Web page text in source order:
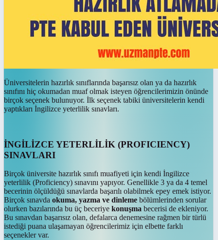
Üniversitelerin hazırlık sınıflarında başarısız olan ya da hazırlık
sınıfını hiç okumadan muaf olmak isteyen öğrencilerimizin önünde
birçok seçenek bulunuyor. İlk seçenek tabiki üniversitelerin kendi
yaptıkları İngilizce yeterlilik sınavları.
İNGİLİZCE YETERLİLİK (PROFICIENCY)
SINAVLARI
Birçok üniversite hazırlık sınıfı muafiyeti için kendi İngilizce
yeterlilik (Proficiency) sınavını yapıyor. Genellikle 3 ya da 4 temel
becerinin ölçüldüğü sınavlarda başarılı olabilmek epey emek istiyor.
Birçok sınavda okuma, yazma ve dinleme bölümlerinden sorular
olurken bazılarında bu üç beceriye konuşma becerisi de ekleniyor.
Bu sınavdan başarısız olan, defalarca denemesine rağmen bir türlü
istediği puana ulaşamayan öğrencilerimiz için elbette farklı
seçenekler var.